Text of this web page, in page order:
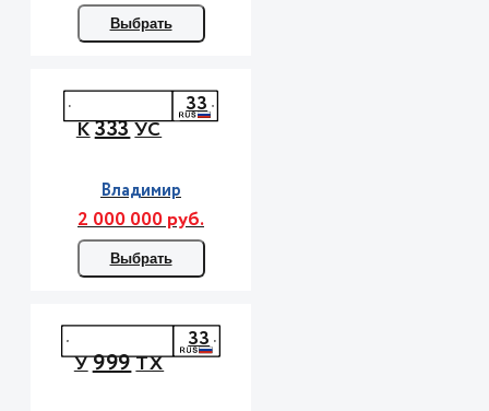
Выбрать
К333УС
33
Владимир
2 000 000 руб.
Выбрать
У999ТХ
33